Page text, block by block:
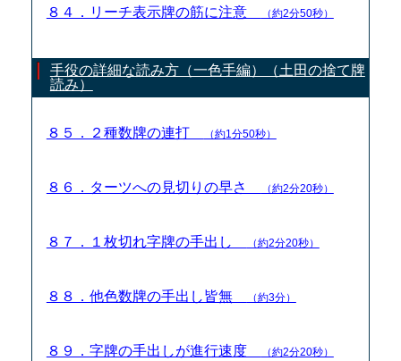
８４．リーチ表示牌の筋に注意 （約2分50秒）
手役の詳細な読み方（一色手編）（土田の捨て牌
読み）
８５．２種数牌の連打 （約1分50秒）
８６．ターツへの見切りの早さ （約2分20秒）
８７．１枚切れ字牌の手出し （約2分20秒）
８８．他色数牌の手出し皆無 （約3分）
８９．字牌の手出しが進行速度 （約2分20秒）